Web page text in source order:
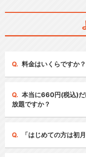
料金はいくらですか？
本当に660円(税込)
放題ですか？
「はじめての方は初